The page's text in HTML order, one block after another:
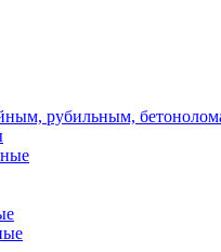
рубильным,